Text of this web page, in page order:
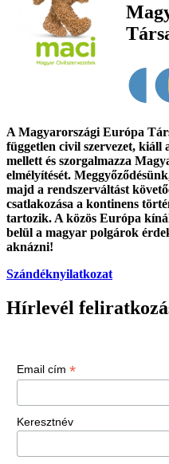
A Magyarországi Európa
független civil szervezet, kiáll
mellett és szorgalmazza
elmélyítését.
majd a rendszerváltást
csatlakozása a kontinens
tartozik. A közös Európa
belül a magyar polgárok
aknázni!
Szándéknyilatkozat
Hírlevél
Email cím *
Keresztnév